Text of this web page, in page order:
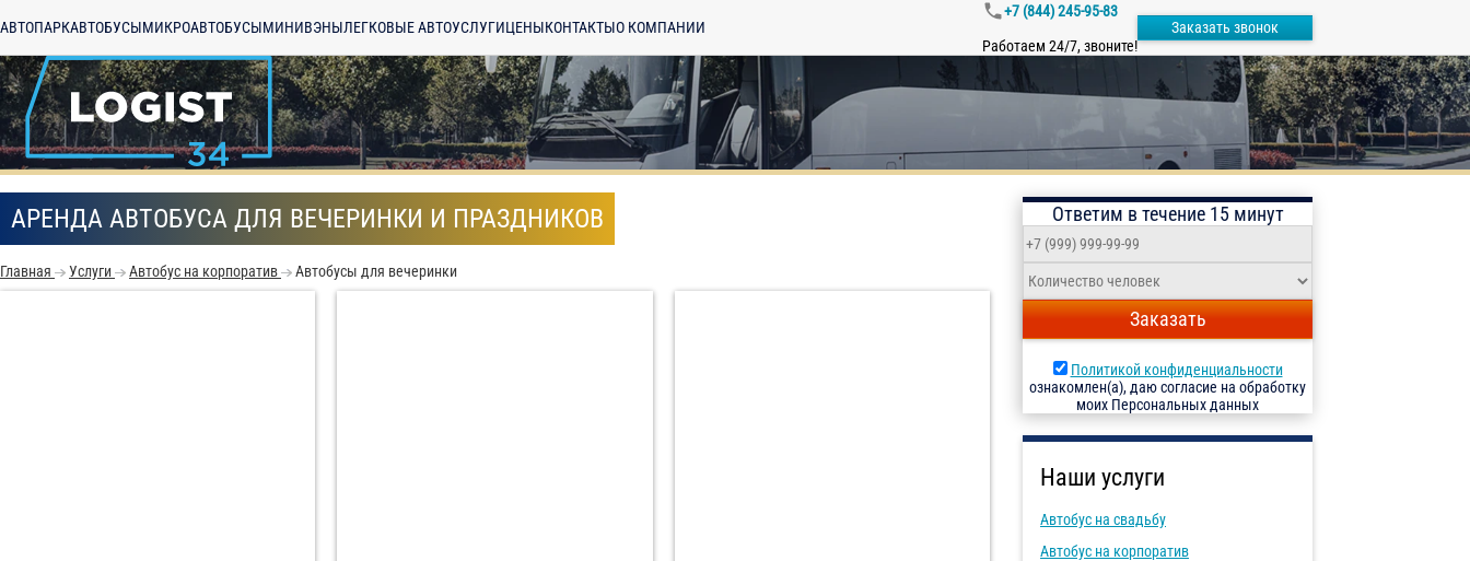
АВТОПАРКАВТОБУСЫМИКРОАВТОБУСЫМИНИВЭНЫЛЕГКОВЫЕ АВТОУСЛУГИЦЕНЫКОНТАКТЫО КОМПАНИИ
+7 (844) 245-95-83
Работаем 24/7, звоните!
Заказать звонок
АРЕНДА АВТОБУСА ДЛЯ ВЕЧЕРИНКИ И ПРАЗДНИКОВ
Главная Услуги Автобус на корпоратив Автобусы для вечеринки
Ответим в течение 15 минут
Заказать
Политикой конфиденциальности
ознакомлен(а), даю согласие на обработку
моих Персональных данных
Наши услуги
Автобус на свадьбу
Автобус на корпоратив